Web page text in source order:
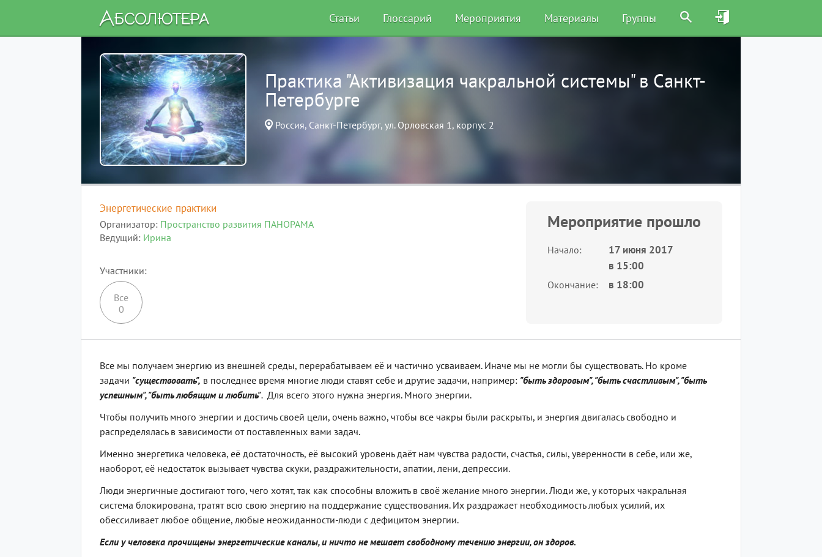
Статьи Глоссарий Мероприятия Материалы Группы
Практика "Активизация чакральной системы" в Санкт-
Петербурге
Россия, Санкт-Петербург, ул. Орловская 1, корпус 2
Энергетические практики
Организатор Пространство развития ПАНОРАМА
Ведущий Ирина
Участники
Все
0
Мероприятие прошло
Начало
17 июня 2017
в 15:00
Окончание в 18:00
Все мы получаем энергию из внешней среды, перерабатываем её и частично усваиваем. Иначе мы не могли бы существовать. Но кроме
задачи "существовать", в последнее время многие люди ставят себе и другие задачи, например: "быть здоровым", "быть счастливым", "быть
успешным", "быть любящим и любить". Для всего этого нужна энергия. Много энергии.
Чтобы получить много энергии и достичь своей цели, очень важно, чтобы все чакры были раскрыты, и энергия двигалась свободно и
распределялась в зависимости от поставленных вами задач.
Именно энергетика человека, её достаточность, её высокий уровень даёт нам чувства радости, счастья, силы, уверенности в себе, или же,
наоборот, её недостаток вызывает чувства скуки, раздражительности, апатии, лени, депрессии.
Люди энергичные достигают того, чего хотят, так как способны вложить в своё желание много энергии. Люди же, у которых чакральная
система блокирована, тратят всю свою энергию на поддержание существования. Их раздражает необходимость любых усилий, их
обессиливает любое общение, любые неожиданности-люди с дефицитом энергии.
Если у человека прочищены энергетические каналы, и ничто не мешает свободному течению энергии, он здоров.